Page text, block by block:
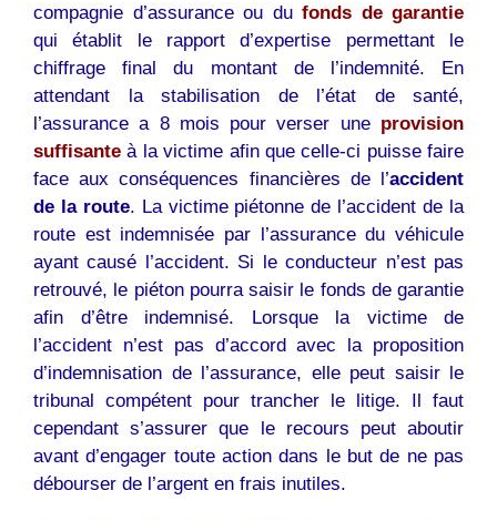
compagnie d’assurance ou du fonds de garantie
qui établit le rapport d’expertise permettant le
chiffrage final du montant de l’indemnité. En
attendant la stabilisation de l’état de santé,
l’assurance a 8 mois pour verser uneprovision
suffisante à la victime afin que celle-ci puisse faire
face aux conséquences financières de l’accident
de la route. La victime piétonne de l’accident de la
route est indemnisée par l’assurance du véhicule
ayant causé l’accident. Si le conducteur n’est pas
retrouvé, le piéton pourra saisir le fonds de garantie
afin d’être indemnisé. Lorsque la victime de
l’accident n’est pas d’accord avec la proposition
d’indemnisation de l’assurance, elle peut saisir le
tribunal compétent pour trancher le litige. Il faut
cependant s’assurer que le recours peut aboutir
avant d’engager toute action dans le but de ne pas
débourser de l’argent en frais inutiles.